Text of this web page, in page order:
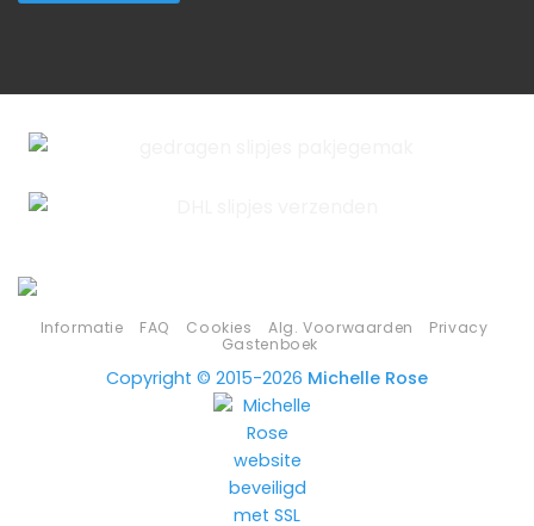
Informatie FAQ Cookies Alg. Voorwaarden
Privacy
Gastenboek
Copyright © 2015-2026 Michelle Rose